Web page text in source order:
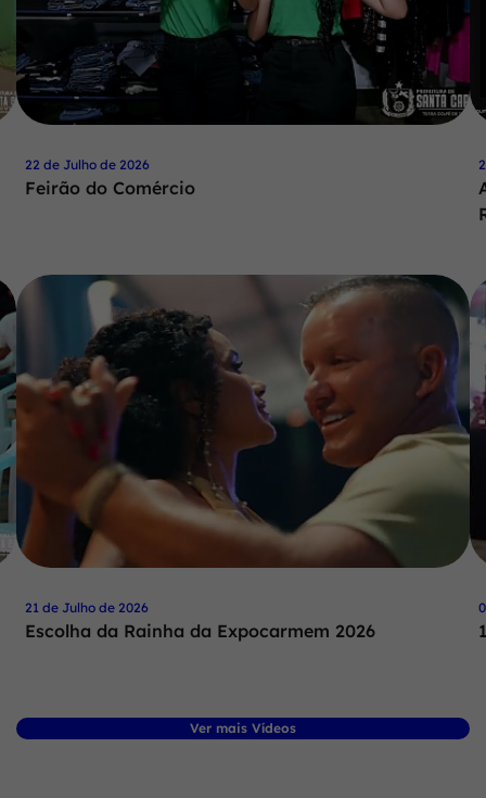
22 de Julho de 2026
Feirão do Comércio
21 de Julho de 2026
Escolha da Rainha da Expocarmem 2026
Ver mais Vídeos